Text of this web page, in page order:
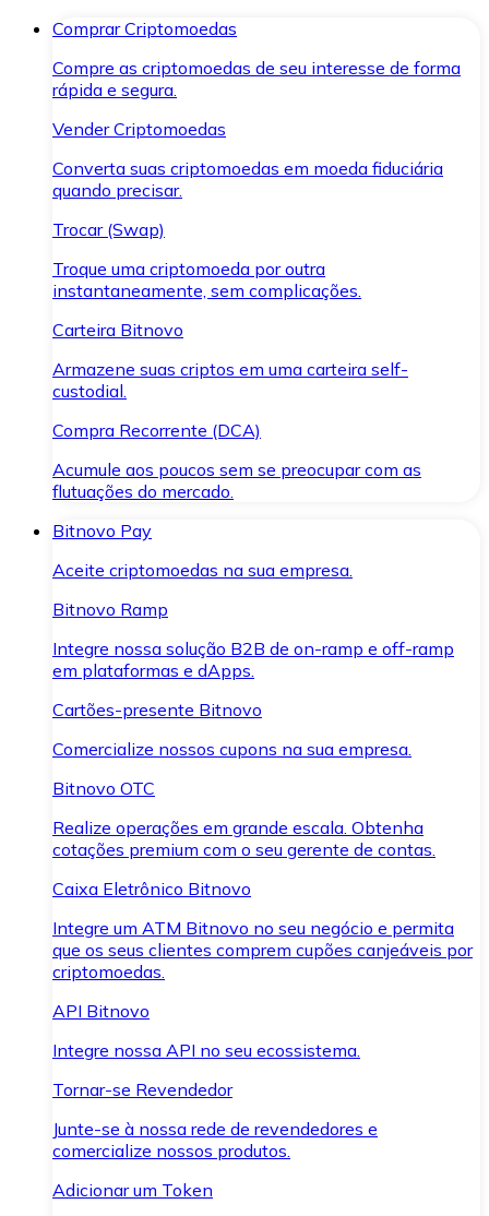
Comprar Criptomoedas
Compre as criptomoedas de seu interesse de forma
rápida e segura.
Vender Criptomoedas
Converta suas criptomoedas em moeda fiduciária
quando precisar.
Trocar (Swap)
Troque uma criptomoeda por outra
instantaneamente, sem complicações.
Carteira Bitnovo
Armazene suas criptos em uma carteira self-
custodial.
Compra Recorrente (DCA)
Acumule aos poucos sem se preocupar com as
flutuações do mercado.
Bitnovo Pay
Aceite criptomoedas na sua empresa.
Bitnovo Ramp
Integre nossa solução B2B de on-ramp e off-ramp
em plataformas e dApps.
Cartões-presente Bitnovo
Comercialize nossos cupons na sua empresa.
Bitnovo OTC
Realize operações em grande escala. Obtenha
cotações premium com o seu gerente de contas.
Caixa Eletrônico Bitnovo
Integre um ATM Bitnovo no seu negócio e permita
que os seus clientes comprem cupões canjeáveis por
criptomoedas.
API Bitnovo
Integre nossa API no seu ecossistema.
Tornar-se Revendedor
Junte-se à nossa rede de revendedores e
comercialize nossos produtos.
Adicionar um Token